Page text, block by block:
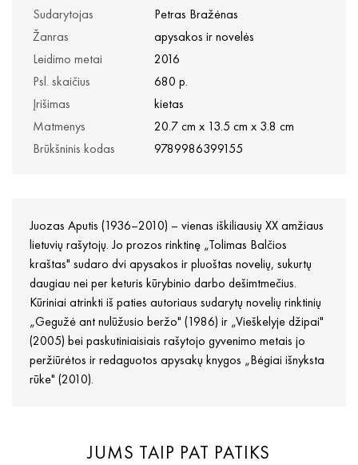
Sudarytojas
Petras Bražėnas
Žanras
apysakos ir novelės
Leidimo metai
2016
Psl. skaičius
680 p.
Įrišimas
kietas
Matmenys
20.7 cm x 13.5 cm x 3.8 cm
Brūkšninis kodas
9789986399155
Juozas Aputis (1936–2010) – vienas iškiliausių XX amžiaus
lietuvių rašytojų. Jo prozos rinktinę „Tolimas Balčios
kraštas" sudaro dvi apysakos ir pluoštas novelių, sukurtų
daugiau nei per keturis kūrybinio darbo dešimtmečius.
Kūriniai atrinkti iš paties autoriaus sudarytų novelių rinktinių
„Gegužė ant nulūžusio beržo" (1986) ir „Vieškelyje džipai"
(2005) bei paskutiniaisiais rašytojo gyvenimo metais jo
peržiūrėtos ir redaguotos apysakų knygos „Bėgiai išnyksta
rūke" (2010).
JUMS TAIP PAT PATIKS